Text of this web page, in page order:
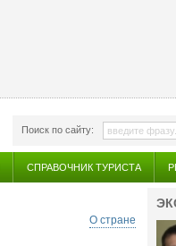
Поиск по сайту:
СПРАВОЧНИК ТУРИСТА
О стране